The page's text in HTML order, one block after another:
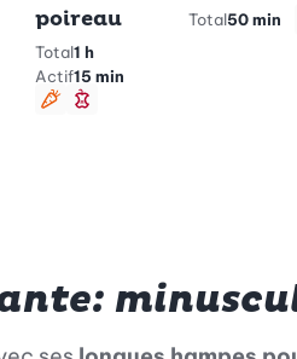
poireau
Total1 h
Actif15 min
Végétarien
Minceur
Total50 min